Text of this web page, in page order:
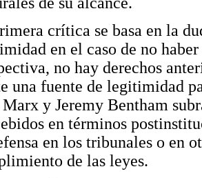
crítica se basa en la
en el caso de no
no hay derechos
una fuente de legitimidad
y Jeremy Bentham
en términos
en los tribunales o en
de las leyes.